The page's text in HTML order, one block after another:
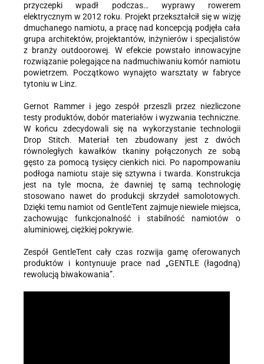
przyczepki wpadł podczas… wyprawy rowerem
elektrycznym w 2012 roku. Projekt przekształcił się w wizję
dmuchanego namiotu, a pracę nad koncepcją podjęła cała
grupa architektów, projektantów, inżynierów i specjalistów
z branży outdoorowej. W efekcie powstało innowacyjne
rozwiązanie polegające na nadmuchiwaniu komór namiotu
powietrzem. Początkowo wynajęto warsztaty w fabryce
tytoniu w Linz.
Gernot Rammer i jego zespół przeszli przez niezliczone
testy produktów, dobór materiałów i wyzwania techniczne.
W końcu zdecydowali się na wykorzystanie technologii
Drop Stitch. Materiał ten zbudowany jest z dwóch
równoległych kawałków tkaniny połączonych ze sobą
gęsto za pomocą tysięcy cienkich nici. Po napompowaniu
podłoga namiotu staje się sztywna i twarda. Konstrukcja
jest na tyle mocna, że dawniej tę samą technologię
stosowano nawet do produkcji skrzydeł samolotowych.
Dzięki temu namiot od GentleTent zajmuje niewiele miejsca,
zachowując funkcjonalność i stabilność namiotów o
aluminiowej, ciężkiej pokrywie.
Zespół GentleTent cały czas rozwija gamę oferowanych
produktów i kontynuuje prace nad „GENTLE (łagodną)
rewolucją biwakowania”.